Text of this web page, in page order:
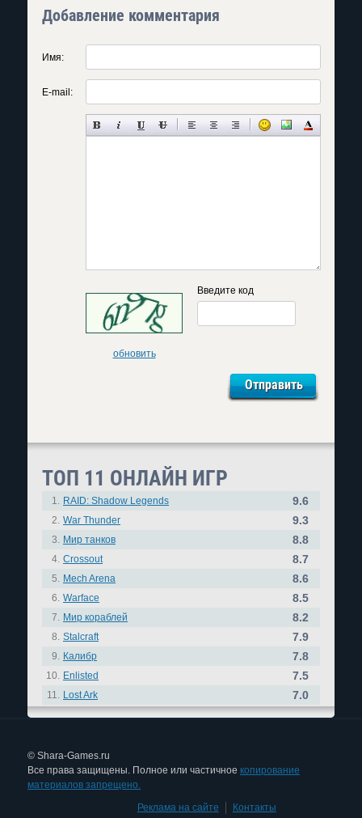
Добавление комментария
Имя:
E-mail:
обновить
Введите код
ТОП 11 ОНЛАЙН ИГР
1. RAID: Shadow Legends 9.6
2. War Thunder 9.3
3. Мир танков 8.8
4. Crossout 8.7
5. Mech Arena 8.6
6. Warface 8.5
7. Мир кораблей 8.2
8. Stalcraft 7.9
9. Калибр 7.8
10. Enlisted 7.5
11. Lost Ark 7.0
© Shara-Games.ru
Все права защищены. Полное или частичное копирование
материалов запрещено.
Реклама на сайте
Контакты